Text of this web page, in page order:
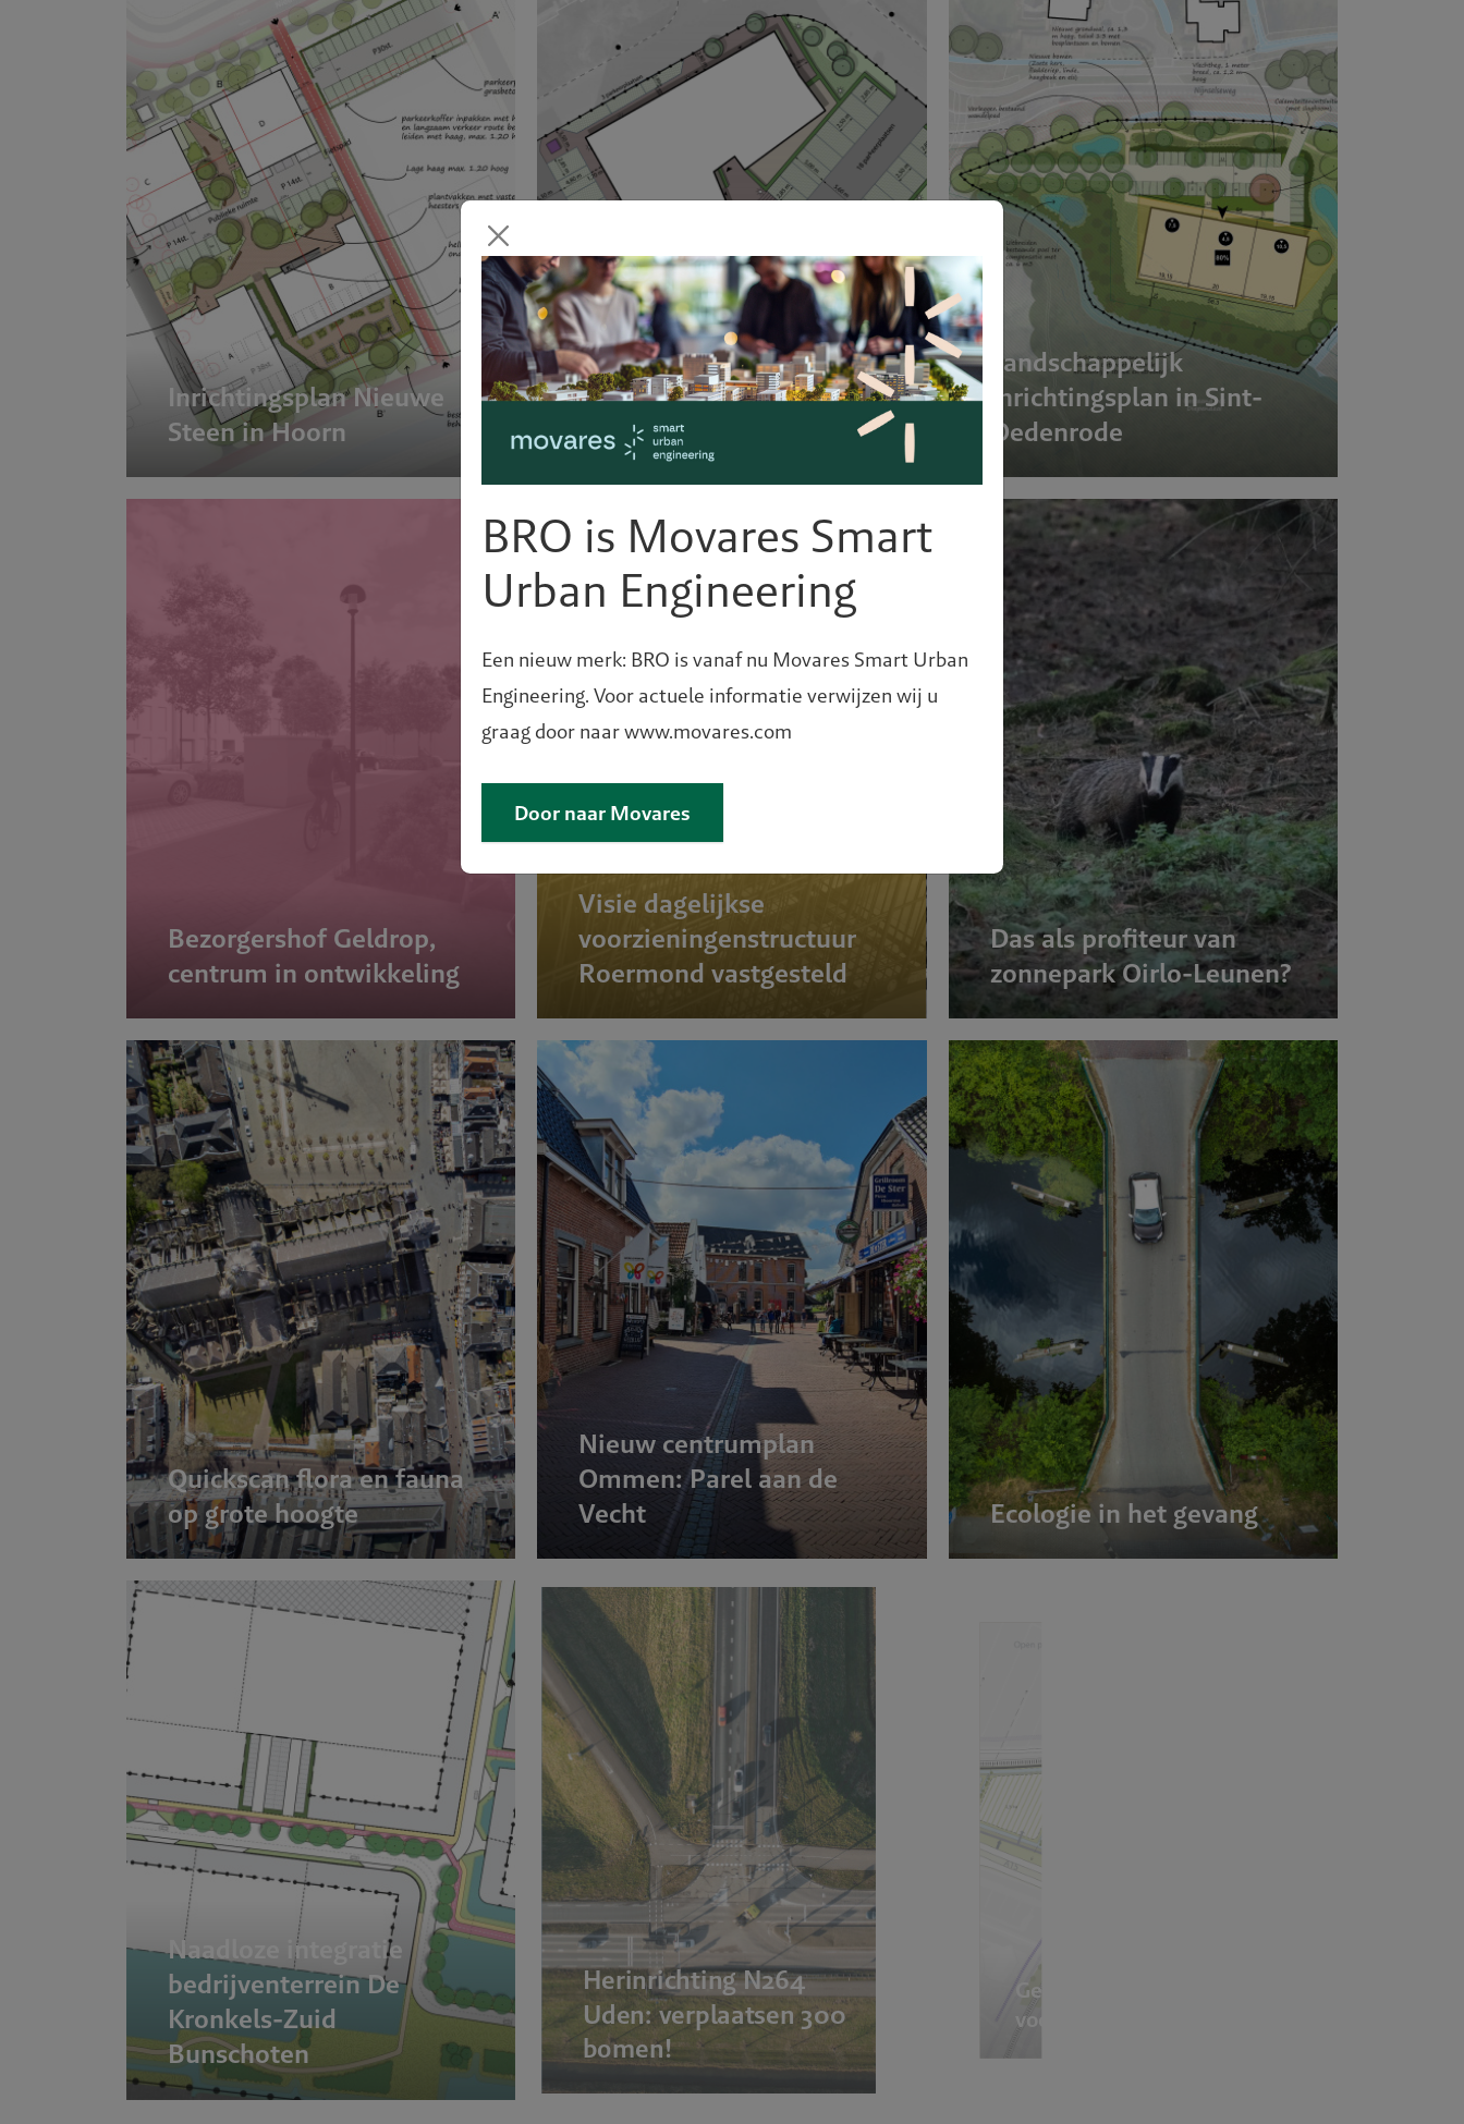
stad
Over
Werken
Contact
Inrichtingsplan Nieuwe
Steen in Hoorn
Inrichtingsplan
Koopvaarder in Hoorn
Landschappelijk
inrichtingsplan in Sint-
Oedenrode
Bezorgershof Geldrop,
centrum in ontwikkeling
Visie dagelijkse
voorzieningenstructuur
Roermond vastgesteld
Das als profiteur van
zonnepark Oirlo-Leunen?
Quickscan flora en fauna
op grote hoogte
Nieuw centrumplan
Ommen: Parel aan de
Vecht
Ecologie in het gevang
Naadloze integratie
bedrijventerrein De
Kronkels-Zuid
Bunschoten
Herinrichting N264
Uden: verplaatsen 300
bomen!
Gebiedsvisie De Driehoek
voor Sliedrecht
BRO is Movares Smart
Urban Engineering
Een nieuw merk: BRO is vanaf nu Movares Smart Urban
Engineering. Voor actuele informatie verwijzen wij u
graag door naar www.movares.com
Door naar Movares